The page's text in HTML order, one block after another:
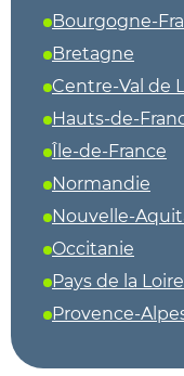
Bourgogne-
Bretagne
Centre-Val de
Hauts-de-
Île-de-France
Normandie
Nouvelle-
Occitanie
Pays de la Loire
Provence-